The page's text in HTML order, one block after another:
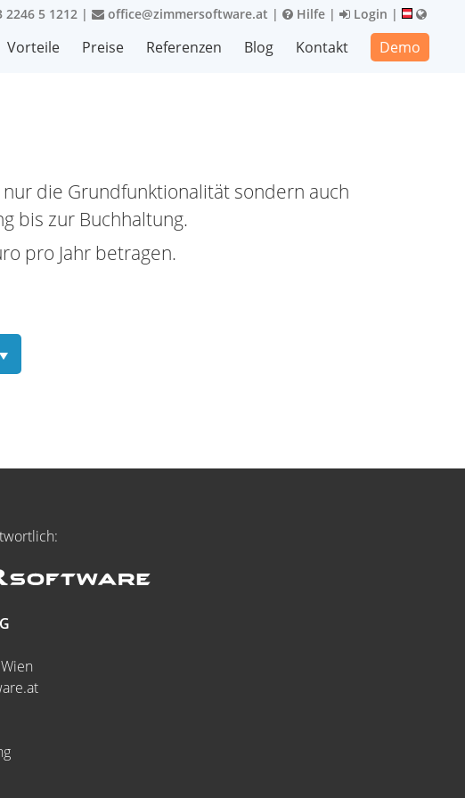
2246 5 1212 | office@zimmersoftware.at | Hilfe | Login |
Vorteile Preise Referenzen Blog Kontakt Demo
die Grundfunktionalität sondern auch
bis zur Buchhaltung.
pro Jahr betragen.